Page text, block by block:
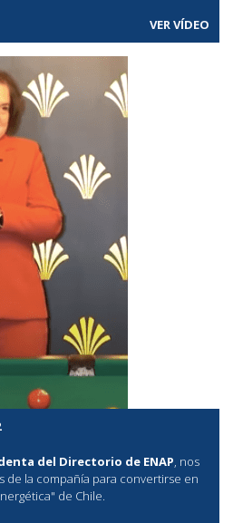
VER VÍDEO
del Directorio de ENAP, nos
de la compañía para convertirse en
de Chile.